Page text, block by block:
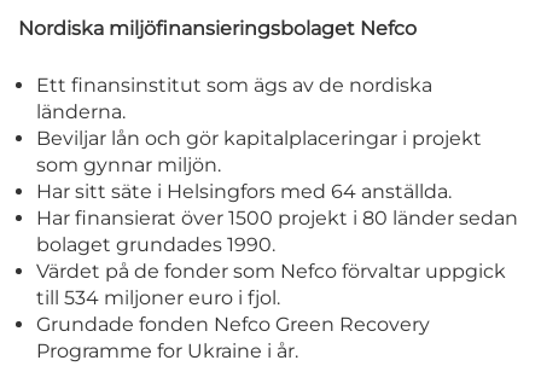
Nordiska miljöfinansieringsbolaget Nefco
Ett finansinstitut som ägs av de nordiska
länderna.
Beviljar lån och gör kapitalplaceringar i projekt
som gynnar miljön.
Har sitt säte i Helsingfors med 64 anställda.
Har finansierat över 1500 projekt i 80 länder sedan
bolaget grundades 1990.
Värdet på de fonder som Nefco förvaltar uppgick
till 534 miljoner euro i fjol.
Grundade fonden Nefco Green Recovery
Programme for Ukraine i år.